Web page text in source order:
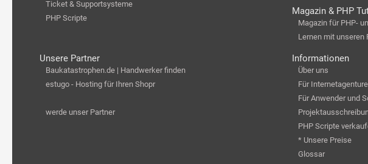
Ticket & Supportsysteme
PHP Scripte
Magazin & PHP
Magazin für PHP-
Lernen mit unseren
Unsere Partner
Baukatastrophen.de | Handwerker finden
estugo - Hosting für Ihren Shopr
werde unser Partner
Informationen
Über uns
Für
Für Anwender und
PHP Scripte
* Unsere Preise
Glossar